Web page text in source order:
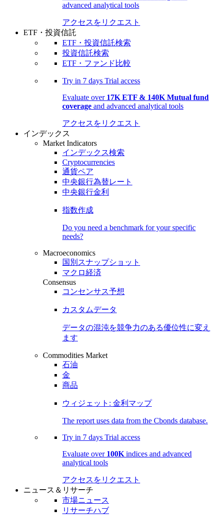
advanced analytical tools
アクセスをリクエスト
ETF・投資信託
ETF・投資信託検索
投資信託検索
ETF・ファンド比較
Try in 7 days Trial access
Evaluate over 17K ETF & 140K Mutual fund
coverage and advanced analytical tools
アクセスをリクエスト
インデックス
Market Indicators
インデックス検索
Cryptocurrencies
通貨ペア
中央銀行為替レート
中央銀行金利
指数作成
Do you need a benchmark for your specific
needs?
Macroeconomics
国別スナップショット
マクロ経済
Consensus
コンセンサス予想
カスタムデータ
データの混沌を競争力のある優位性に変え
ます
Commodities Market
石油
金
商品
ウィジェット: 金利マップ
The report uses data from the Cbonds database.
Try in 7 days Trial access
Evaluate over 100K indices and advanced
analytical tools
アクセスをリクエスト
ニュース＆リサーチ
市場ニュース
リサーチハブ